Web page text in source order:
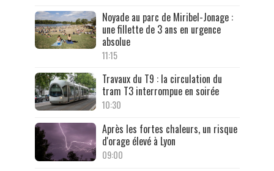
Noyade au parc de Miribel-Jonage :
une fillette de 3 ans en urgence
absolue
11:15
Travaux du T9 : la circulation du
tram T3 interrompue en soirée
10:30
Après les fortes chaleurs, un risque
d'orage élevé à Lyon
09:00